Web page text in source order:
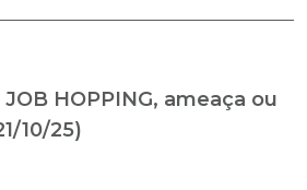
JOB HOPPING, ameaça ou
10/25)